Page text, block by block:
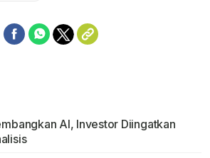
AI, Investor Diingatkan